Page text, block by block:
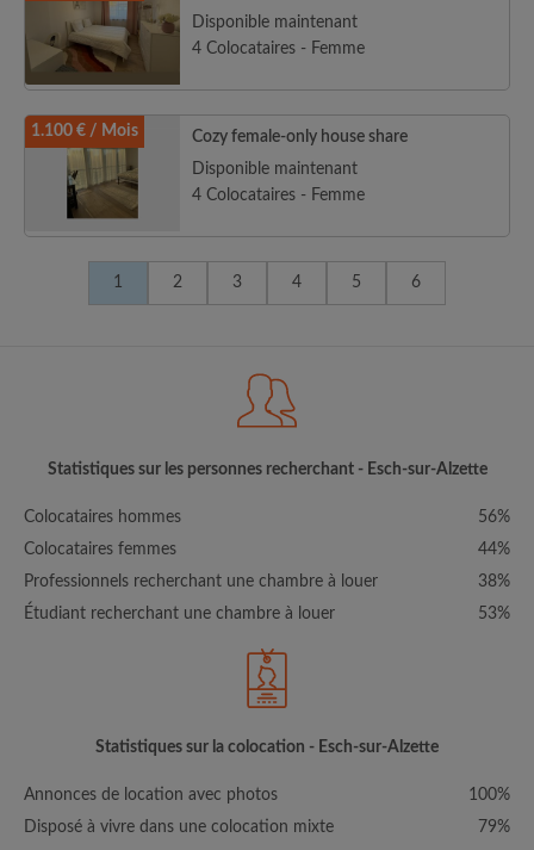
Disponible maintenant
4 Colocataires - Femme
1.100 € / Mois
Cozy female-only house share
Disponible maintenant
4 Colocataires - Femme
1 2 3 4 5 6
Statistiques sur les personnes recherchant - Esch-sur-Alzette
Colocataires hommes
56%
Colocataires femmes
44%
Professionnels recherchant une chambre à louer
38%
Étudiant recherchant une chambre à louer
53%
Statistiques sur la colocation - Esch-sur-Alzette
Annonces de location avec photos
100%
Disposé à vivre dans une colocation mixte
79%